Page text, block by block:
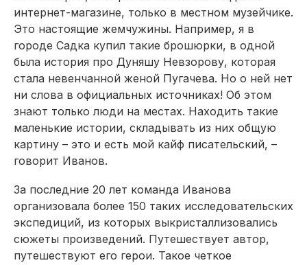
интернет-магазине, только в местном музейчике.
Это настоящие жемчужины. Например, я в
городе Садка купил такие брошюрки, в одной
была история про Дуняшу Невзорову, которая
стала невенчанной женой Пугачева. Но о ней нет
ни слова в официальных источниках! Об этом
знают только люди на местах. Находить такие
маленькие истории, складывать из них общую
картину – это и есть мой кайф писательский, –
говорит Иванов.
За последние 20 лет команда Иванова
организовала более 150 таких исследовательских
экспедиций, из которых выкристаллизовались
сюжеты произведений. Путешествует автор,
путешествуют его герои. Такое четкое